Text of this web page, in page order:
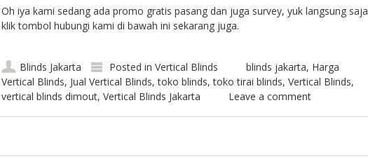
Oh iya kami sedang ada promo gratis pasang dan juga survey, yuk langsung saja
klik tombol hubungi kami di bawah ini sekarang juga.
Blinds Jakarta Posted in Vertical Blinds blinds jakarta, Harga
Vertical Blinds, Jual Vertical Blinds,toko blinds,toko tirai blinds, Vertical Blinds,
vertical blinds dimout, Vertical Blinds Jakarta Leave a comment